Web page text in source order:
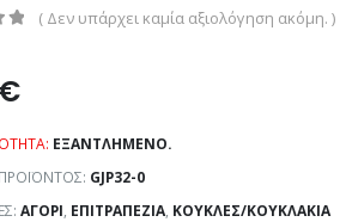
( Δεν υπάρχει καμία αξιολόγηση ακόμη. )
€
ΕΞΑΝΤΛΗΜΈΝΟ.
GJP32-0
ΑΓΌΡΙ, ΕΠΙΤΡΑΠΕΖΊΑ, ΚΟΎΚΛΕΣ/ΚΟΥΚΛΆΚΙΑ